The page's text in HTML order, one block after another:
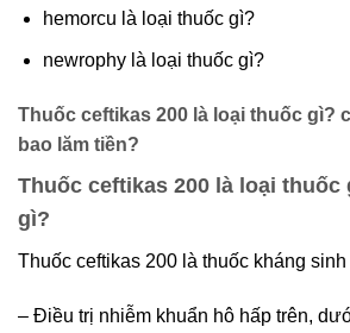
hemorcu là loại thuốc gì?
newrophy là loại thuốc gì?
Thuốc ceftikas 200 là loại thuốc gì?
bao lăm tiền?
Thuốc ceftikas 200 là loại thuốc
gì?
Thuốc ceftikas 200 là thuốc kháng sinh
– Điều trị nhiễm khuẩn hô hấp trên,